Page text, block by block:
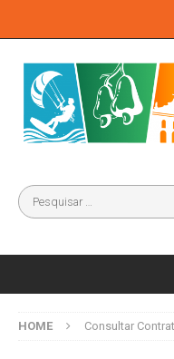
HOME Consultar